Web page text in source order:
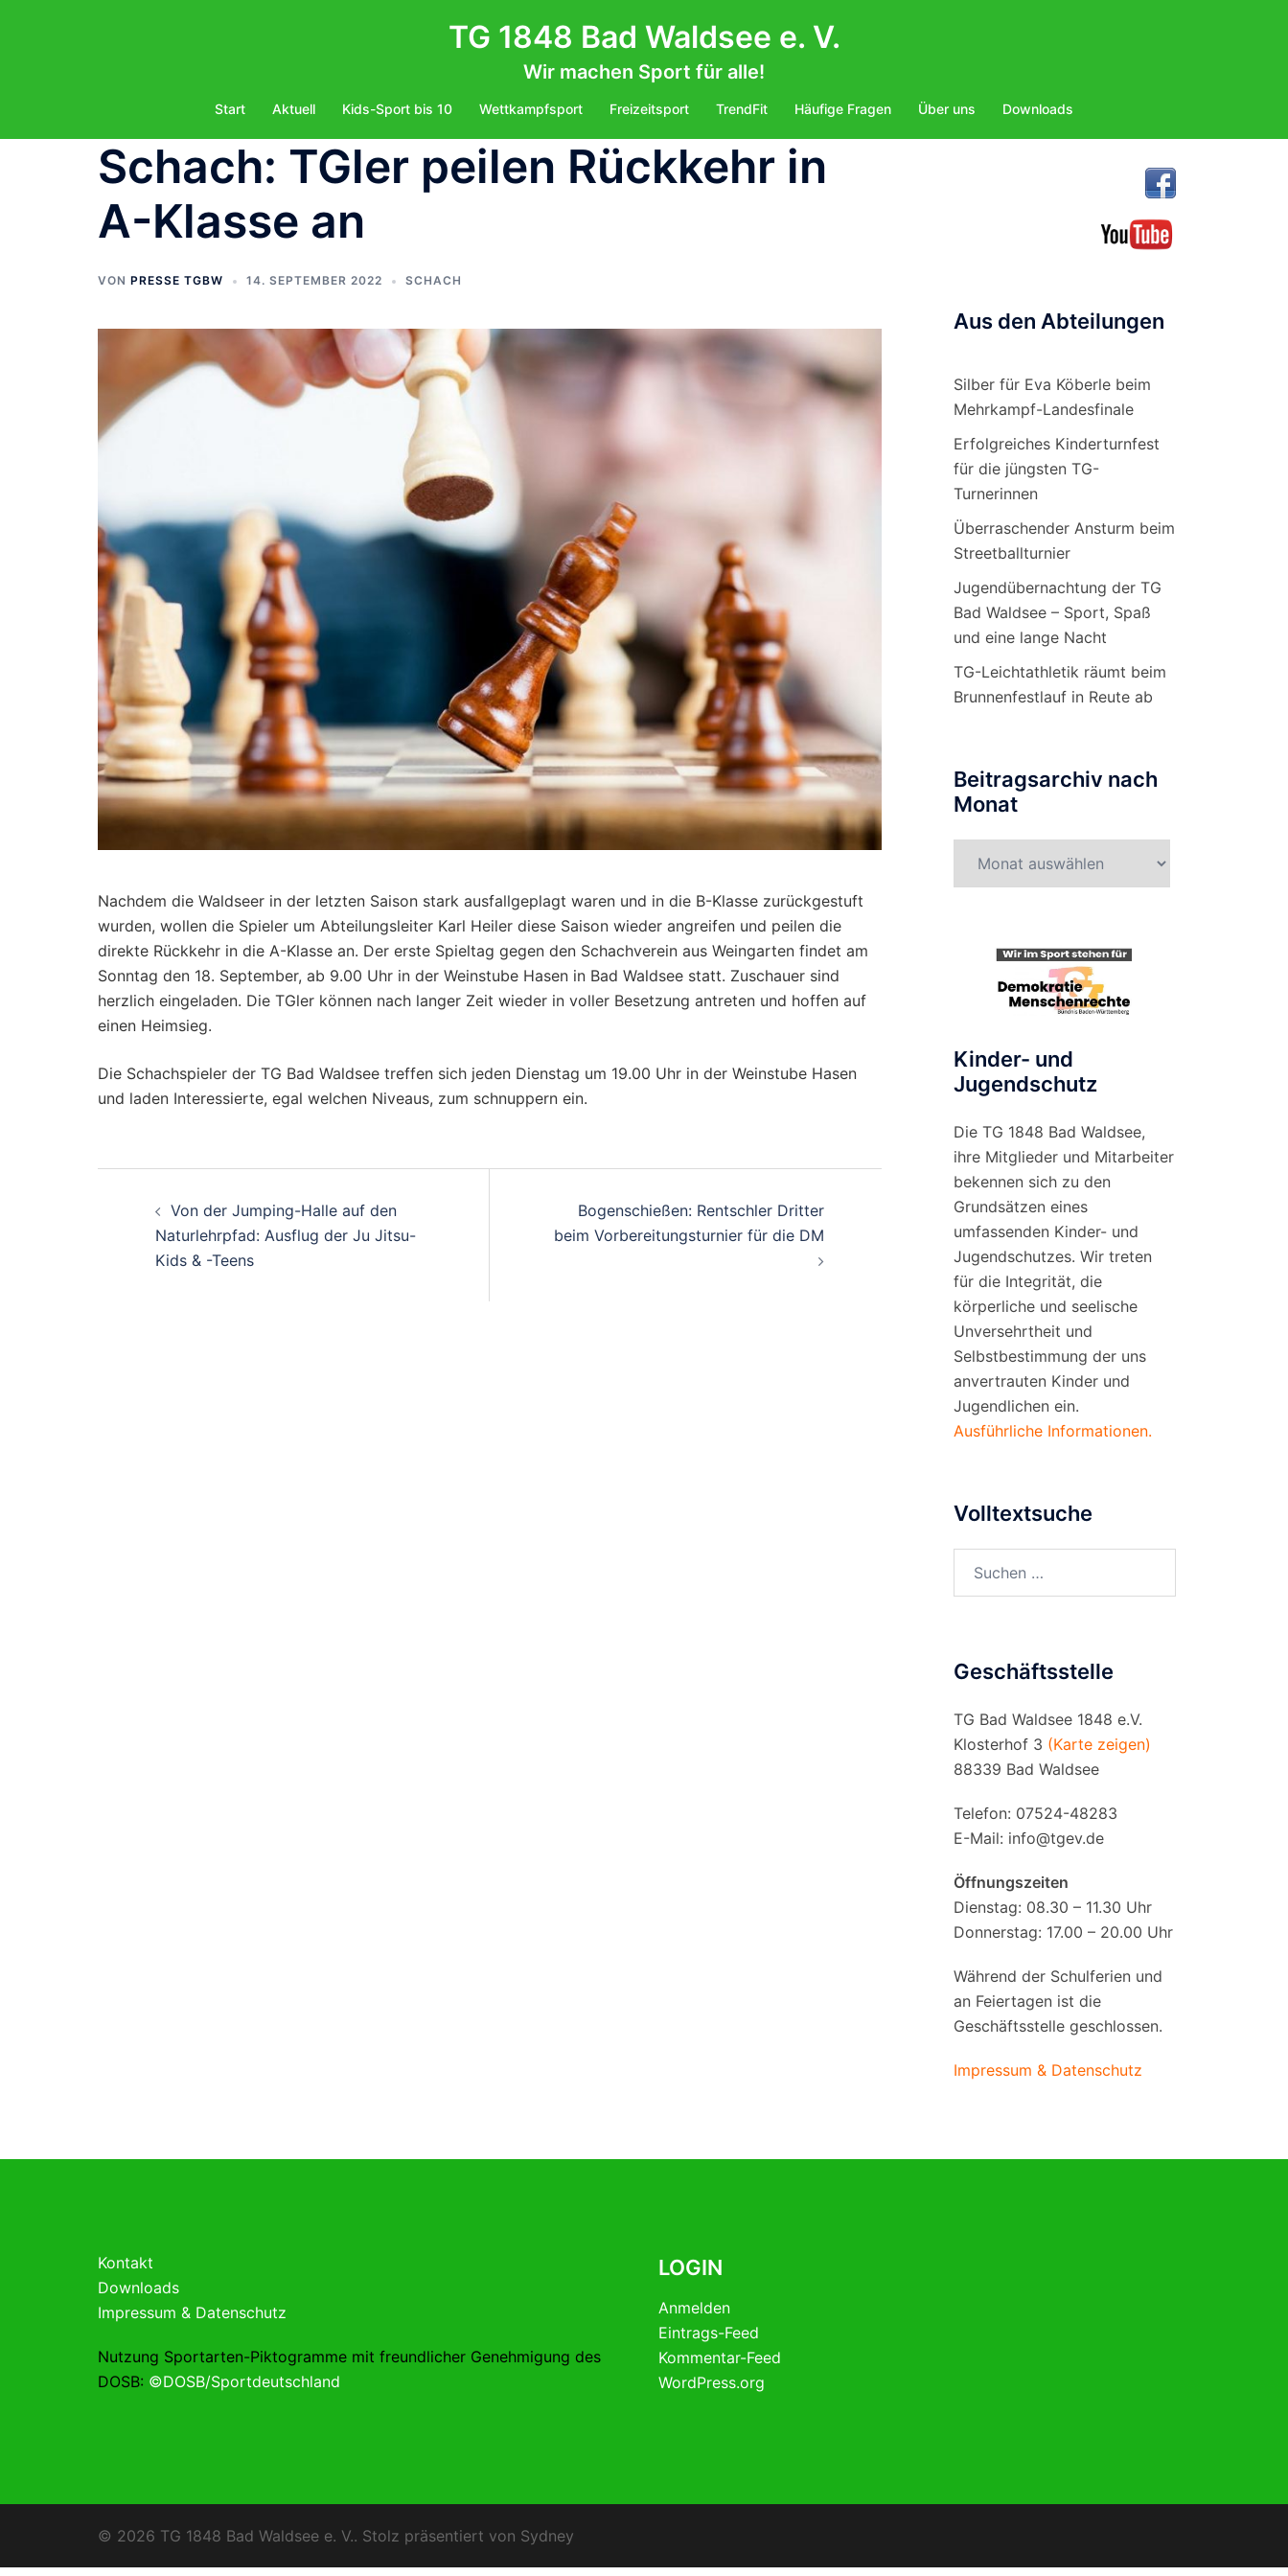
TG 1848 Bad Waldsee e. V.
Wir machen Sport für alle!
Start Aktuell Kids-Sport bis 10 Wettkampfsport Freizeitsport TrendFit Häufige Fragen Über uns Downloads
Schach: TGler peilen Rückkehr in
A-Klasse an
VON PRESSE TGBW 14. SEPTEMBER 2022 SCHACH
Nachdem die Waldseer in der letzten Saison stark ausfallgeplagt waren und in die B-Klasse zurückgestuft
wurden, wollen die Spieler um Abteilungsleiter Karl Heiler diese Saison wieder angreifen und peilen die
direkte Rückkehr in die A-Klasse an. Der erste Spieltag gegen den Schachverein aus Weingarten findet am
Sonntag den 18. September, ab 9.00 Uhr in der Weinstube Hasen in Bad Waldsee statt. Zuschauer sind
herzlich eingeladen. Die TGler können nach langer Zeit wieder in voller Besetzung antreten und hoffen auf
einen Heimsieg.
Die Schachspieler der TG Bad Waldsee treffen sich jeden Dienstag um 19.00 Uhr in der Weinstube Hasen
und laden Interessierte, egal welchen Niveaus, zum schnuppern ein.
Beitragsnavigation
Von der Jumping-Halle auf den
Naturlehrpfad: Ausflug der Ju Jitsu-
Kids & -Teens
Bogenschießen: Rentschler Dritter
beim Vorbereitungsturnier für die DM
Aus den Abteilungen
Silber für Eva Köberle beim
Mehrkampf-Landesfinale
Erfolgreiches Kinderturnfest
für die jüngsten TG-
Turnerinnen
Überraschender Ansturm beim
Streetballturnier
Jugendübernachtung der TG
Bad Waldsee – Sport, Spaß
und eine lange Nacht
TG-Leichtathletik räumt beim
Brunnenfestlauf in Reute ab
Beitragsarchiv nach
Monat
nach
Kinder- und
Jugendschutz
Die TG 1848 Bad Waldsee,
ihre Mitglieder und Mitarbeiter
bekennen sich zu den
Grundsätzen eines
umfassenden Kinder- und
Jugendschutzes. Wir treten
für die Integrität, die
körperliche und seelische
Unversehrtheit und
Selbstbestimmung der uns
anvertrauten Kinder und
Jugendlichen ein.
Ausführliche Informationen.
Volltextsuche
nach:
Geschäftsstelle
TG Bad Waldsee 1848 e.V.
Klosterhof 3 (Karte zeigen)
88339 Bad Waldsee
Telefon: 07524-48283
E-Mail: info@tgev.de
Öffnungszeiten
Dienstag: 08.30 – 11.30 Uhr
Donnerstag: 17.00 – 20.00 Uhr
Während der Schulferien und
an Feiertagen ist die
Geschäftsstelle geschlossen.
Impressum & Datenschutz
Kontakt
Downloads
Impressum & Datenschutz
Nutzung Sportarten-Piktogramme mit freundlicher Genehmigung des
DOSB: ©DOSB/Sportdeutschland
LOGIN
Anmelden
Eintrags-Feed
Kommentar-Feed
WordPress.org
© 2026 TG 1848 Bad Waldsee e. V.. Stolz präsentiert von Sydney